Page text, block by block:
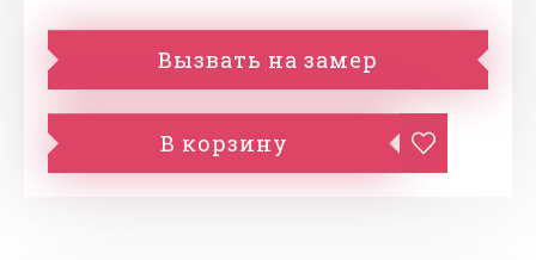
Вызвать на замер
В корзину